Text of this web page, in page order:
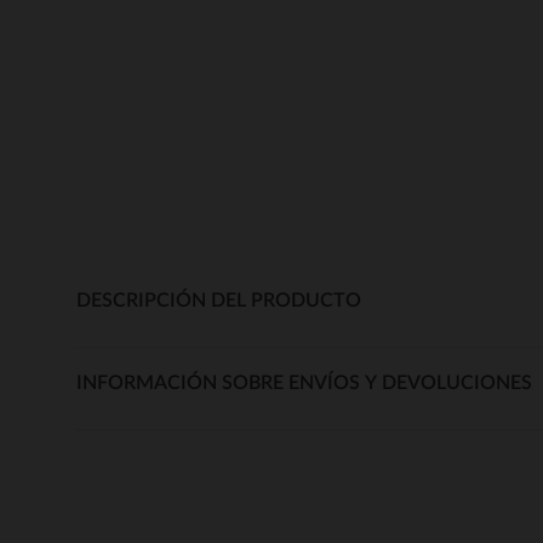
DESCRIPCIÓN DEL PRODUCTO
INFORMACIÓN SOBRE ENVÍOS Y DEVOLUCIONES